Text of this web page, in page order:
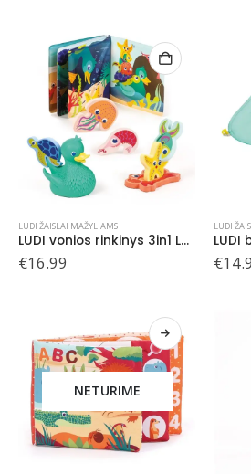
LUDI ŽAISLAI MAŽYLIAMS
LUDI vonios rinkinys 3in1 Laiminga antis ir draugai
€16.99
LUDI
€
NETURIME